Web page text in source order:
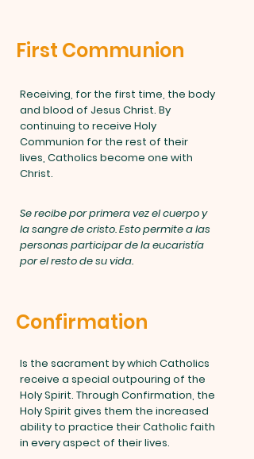
First Communion
Receiving, for the first time, the body
and blood of Jesus Christ. By
continuing to receive Holy
Communion for the rest of their
lives, Catholics become one with
Christ.
Se recibe por primera vez el cuerpo y
la sangre de cristo. Esto permite a las
personas participar de la eucaristía
por el resto de su vida.
Confirmation
Is the sacrament by which Catholics
receive a special outpouring of the
Holy Spirit. Through Confirmation, the
Holy Spirit gives them the increased
ability to practice their Catholic faith
in every aspect of their lives.